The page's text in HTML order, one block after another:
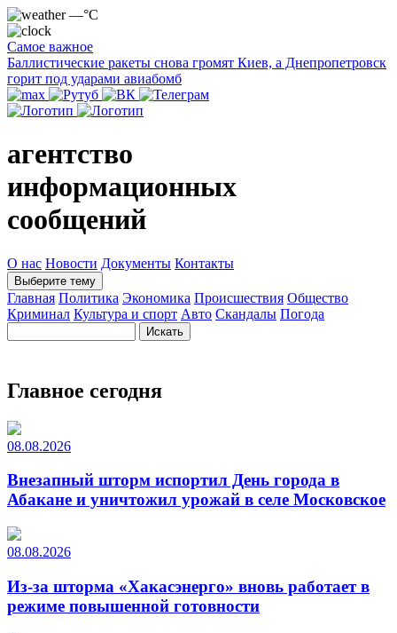
—°C
Самое важное
Баллистические ракеты снова громят Киев, а Днепропетровск
горит под ударами авиабомб
агентство
информационных
сообщений
О нас Новости Документы Контакты
Выберите тему
Главная Политика Экономика Происшествия Общество
Криминал Культура и спорт Авто Скандалы Погода
Главное сегодня
08.08.2026
Внезапный шторм испортил День города в
Абакане и уничтожил урожай в селе Московское
08.08.2026
Из-за шторма «Хакасэнерго» вновь работает в
режиме повышенной готовности